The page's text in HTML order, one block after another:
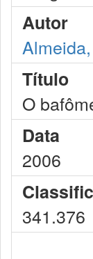
Autor
Título
O
Data
2006
341.376